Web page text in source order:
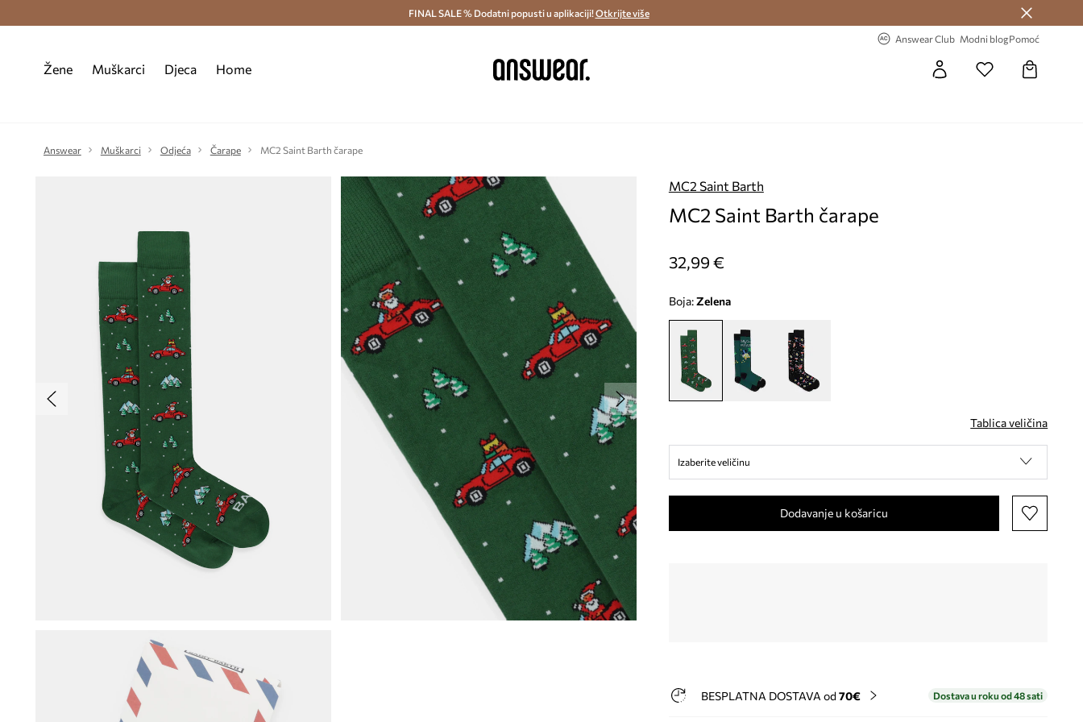
Besplatna dostava i povrat (od 70€) > Dostava u roku 48 sati >
FINAL SALE % Dodatni popusti u aplikaciji!Otkrijte više
Answear Club Modni blogPomoć
Žene Muškarci Djeca Home
Answear Muškarci Odjeća Čarape MC2 Saint Barth čarape
MC2 Saint Barth
MC2 Saint Barth čarape
32,99 €
Boja: zelena
Tablica veličina
Izaberite veličinu
Dodavanje u košaricu
BESPLATNA DOSTAVA od 70€ Dostava u roku od 48 sati